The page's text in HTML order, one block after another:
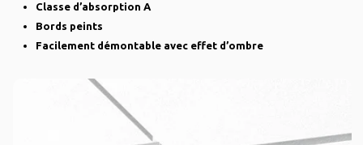
Classe d’absorption A
Bords peints
Facilement démontable avec effet d’ombre